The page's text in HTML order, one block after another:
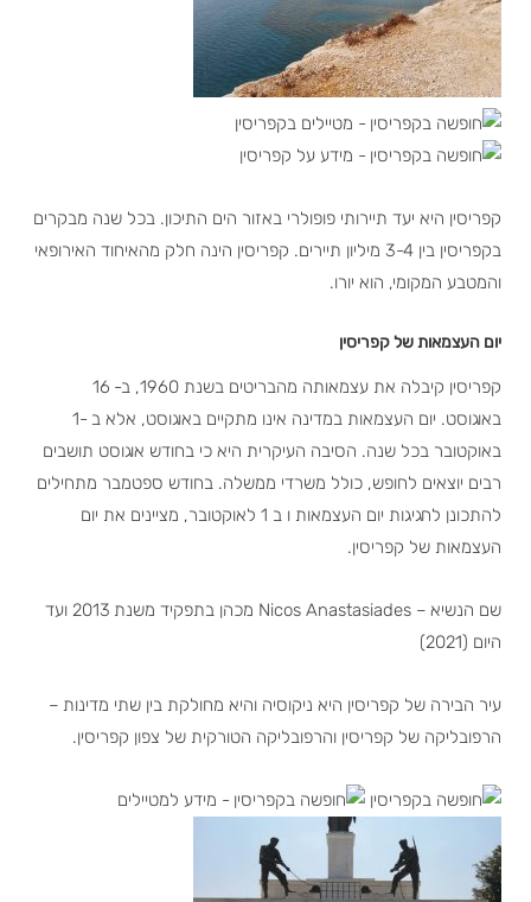
קפריסין היא יעד תיירותי פופולרי באזור הים התיכון. בכל שנה מבקרים
בקפריסין בין 3-4 מיליון תיירים. קפריסין הינה חלק מהאיחוד האירופאי
והמטבע המקומי, הוא יורו.
יום העצמאות של קפריסין
קפריסין קיבלה את עצמאותה מהבריטים בשנת 1960, ב- 16
באוגוסט. יום העצמאות במדינה אינו מתקיים באוגוסט, אלא ב -1
באוקטובר בכל שנה. הסיבה העיקרית היא כי בחודש אוגוסט תושבים
רבים יוצאים לחופש, כולל משרדי ממשלה. בחודש ספטמבר מתחילים
להתכונן לחגיגות יום העצמאות ו ב 1 לאוקטובר, מציינים את יום
העצמאות של קפריסין.
שם הנשיא – Nicos Anastasiades מכהן בתפקיד משנת 2013 ועד
היום (2021)
עיר הבירה של קפריסין היא ניקוסיה והיא מחולקת בין שתי מדינות –
הרפובליקה של קפריסין והרפובליקה הטורקית של צפון קפריסין.